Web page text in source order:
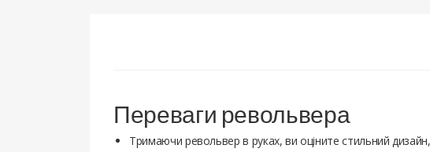
Переваги револьвера
Тримаючи револьвер в руках, ви оціните стильний дизайн,